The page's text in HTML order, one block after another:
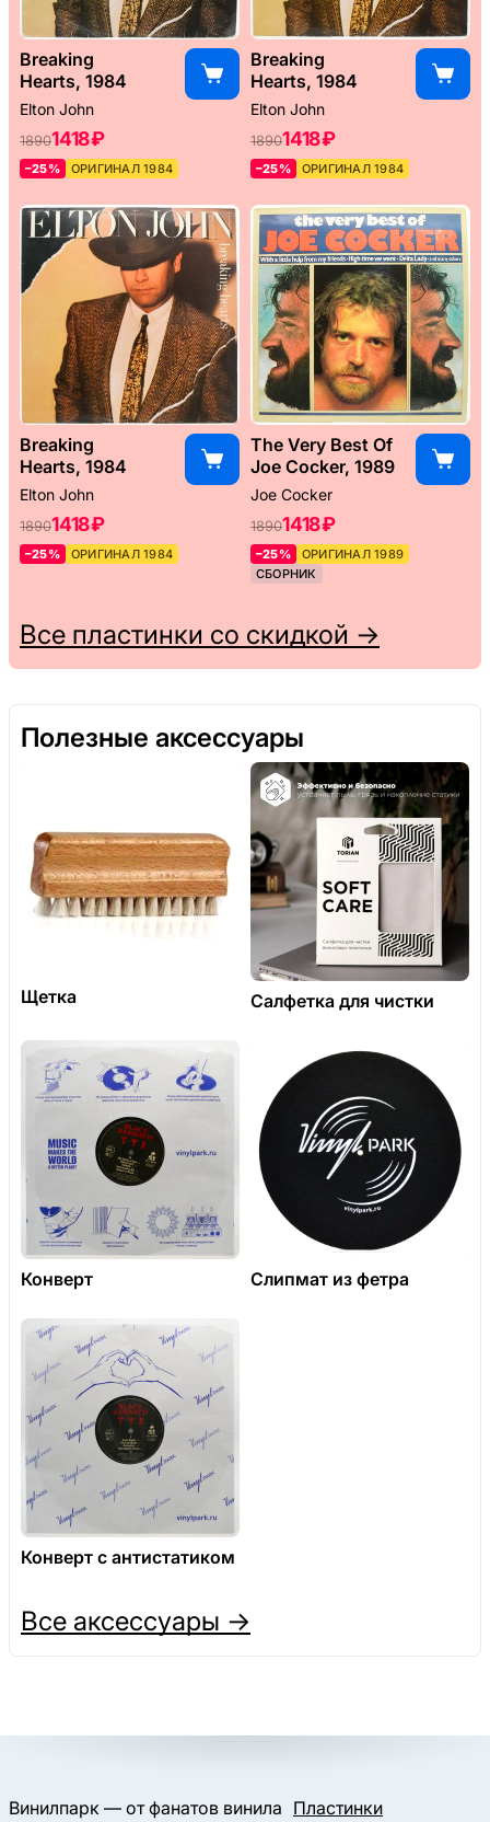
Breaking
Hearts, 1984
Elton John
18901418 ₽
–25% ОРИГИНАЛ 1984
Breaking
Hearts, 1984
Elton John
18901418 ₽
–25% ОРИГИНАЛ 1984
Breaking
Hearts, 1984
Elton John
18901418 ₽
–25% ОРИГИНАЛ 1984
The Very Best Of
Joe Cocker, 1989
Joe Cocker
18901418 ₽
–25%
ОРИГИНАЛ 1989
СБОРНИК
Все пластинки со скидкой →
Полезные аксессуары
Щетка Салфетка для чистки
Конверт Слипмат из фетра
Конверт с антистатиком
Все аксессуары →
Винилпарк — от фанатов винила Пластинки